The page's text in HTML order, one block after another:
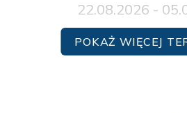
22.08.2026 -
2049
POKAŻ WIĘCEJ